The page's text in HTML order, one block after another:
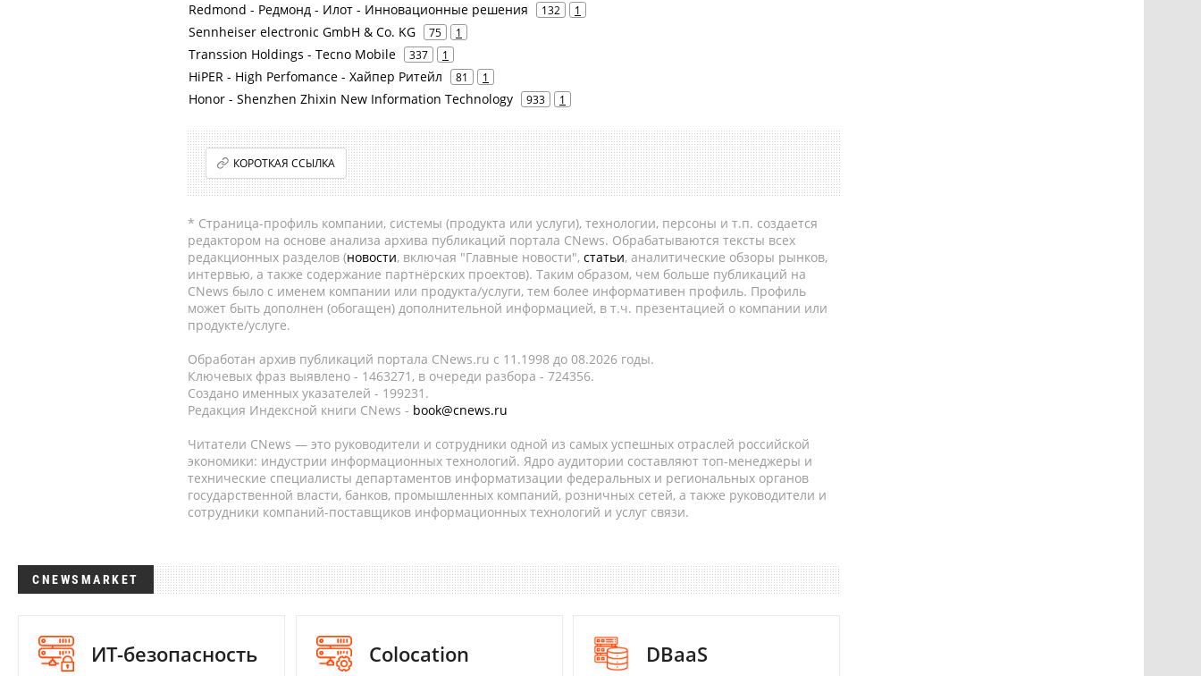
Redmond - Редмонд - Илот - Инновационные решения 132 1
Sennheiser electronic GmbH & Co. KG 75 1
Transsion Holdings - Tecno Mobile 337 1
HiPER - High Perfomance - Хайпер Ритейл 81 1
Honor - Shenzhen Zhixin New Information Technology 933 1
КОРОТКАЯ ССЫЛКА
* Страница-профиль компании, системы (продукта или услуги), технологии, персоны и т.п. создается
редактором на основе анализа архива публикаций портала CNews. Обрабатываются тексты всех
редакционных разделов (новости, включая "Главные новости", статьи, аналитические обзоры рынков,
интервью, а также содержание партнёрских проектов). Таким образом, чем больше публикаций на
CNews было с именем компании или продукта/услуги, тем более информативен профиль. Профиль
может быть дополнен (обогащен) дополнительной информацией, в т.ч. презентацией о компании или
продукте/услуге.
Обработан архив публикаций портала CNews.ru c 11.1998 до 08.2026 годы.
Ключевых фраз выявлено - 1463271, в очереди разбора - 724356.
Создано именных указателей - 199231.
Редакция Индексной книги CNews - book@cnews.ru
Читатели CNews — это руководители и сотрудники одной из самых успешных отраслей российской
экономики: индустрии информационных технологий. Ядро аудитории составляют топ-менеджеры и
технические специалисты департаментов информатизации федеральных и региональных органов
государственной власти, банков, промышленных компаний, розничных сетей, а также руководители и
сотрудники компаний-поставщиков информационных технологий и услуг связи.
CNEWSMARKET
ИТ-безопасность Colocation DBaaS